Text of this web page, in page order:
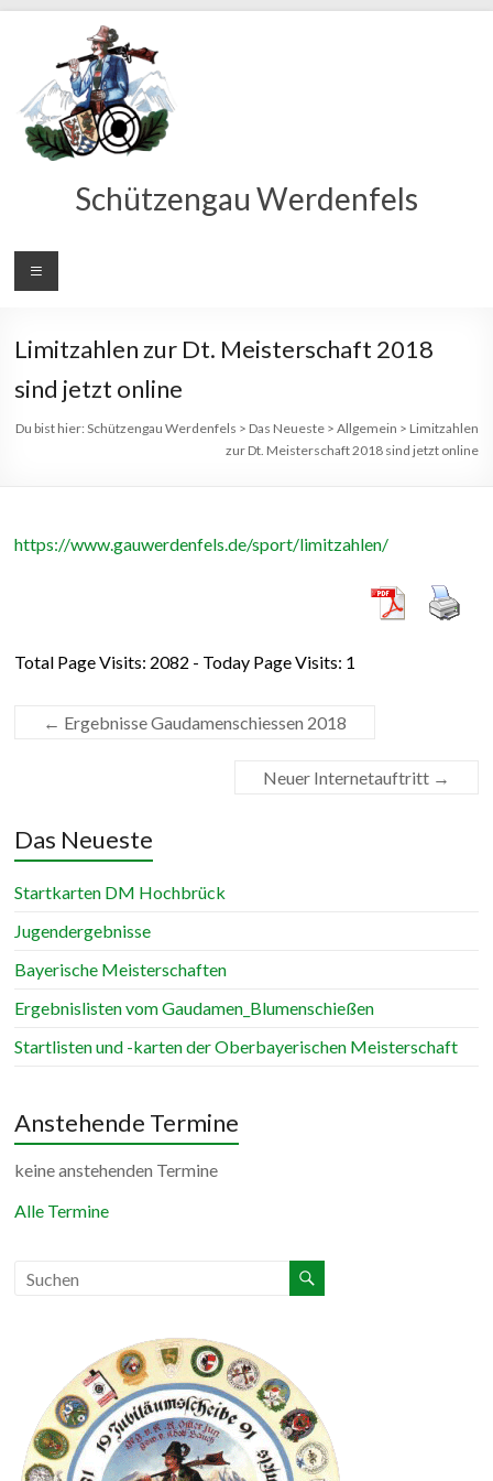
Schützengau Werdenfels
Limitzahlen zur Dt. Meisterschaft 2018
sind jetzt online
Du bist hier: Schützengau Werdenfels > Das Neueste> Allgemein > Limitzahlen
zur Dt. Meisterschaft 2018 sind jetzt online
https://www.gauwerdenfels.de/sport/limitzahlen/
Total Page Visits: 2082 - Today Page Visits: 1
← Ergebnisse Gaudamenschiessen 2018
Neuer Internetauftritt →
Das Neueste
Startkarten DM Hochbrück
Jugendergebnisse
Bayerische Meisterschaften
Ergebnislisten vom Gaudamen_Blumenschießen
Startlisten und -karten der Oberbayerischen Meisterschaft
Anstehende Termine
keine anstehenden Termine
Alle Termine